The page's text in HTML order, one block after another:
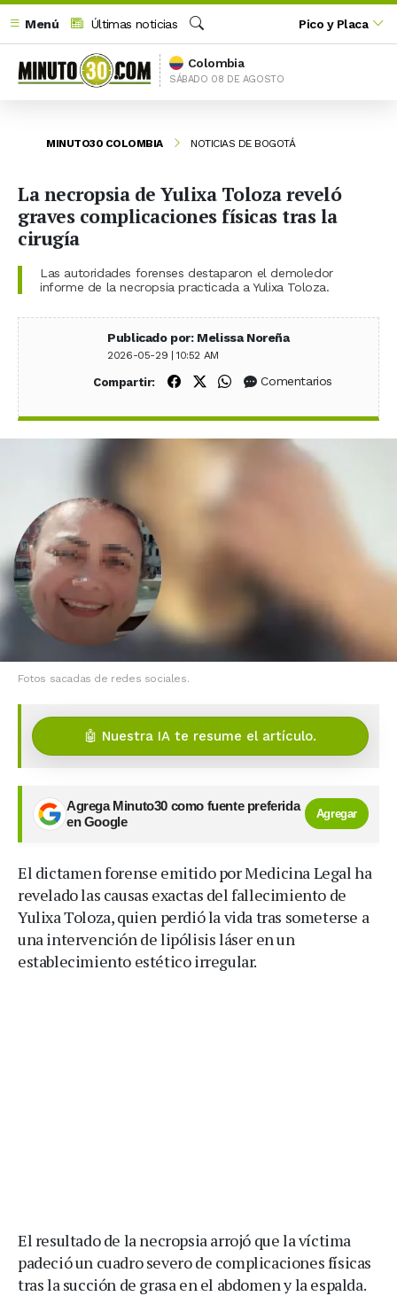
Menú
Últimas noticias
Buscar
Pico y Placa
Colombia
SÁBADO 08 DE AGOSTO
MINUTO30 COLOMBIA NOTICIAS DE BOGOTÁ
La necropsia de Yulixa Toloza reveló
graves complicaciones físicas tras la
cirugía
Las autoridades forenses destaparon el demoledor
informe de la necropsia practicada a Yulixa Toloza.
Publicado por: Melissa Noreña
2026-05-29 | 10:52 AM
Compartir: Compartir en Facebook
Compartir en X (Twitter)
Compartir en WhatsApp
Comentarios
Fotos sacadas de redes sociales.
🤖 Nuestra IA te resume el artículo.
Agrega Minuto30 como fuente preferida
en Google
Agregar
El dictamen forense emitido por Medicina Legal ha
revelado las causas exactas del fallecimiento de
Yulixa Toloza, quien perdió la vida tras someterse a
una intervención de lipólisis láser en un
establecimiento estético irregular.
El resultado de la necropsia arrojó que la víctima
padeció un cuadro severo de complicaciones físicas
tras la succión de grasa en el abdomen y la espalda.